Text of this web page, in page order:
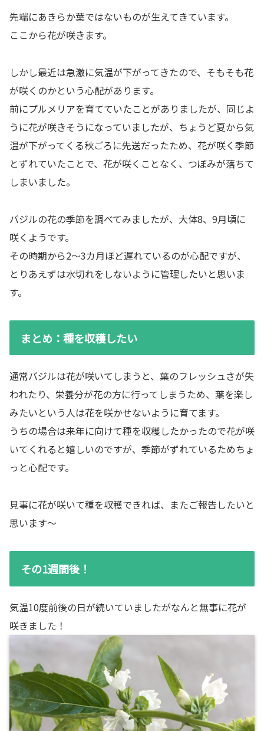
先端にあきらか葉ではないものが生えてきています。
ここから花が咲きます。
しかし最近は急激に気温が下がってきたので、そもそも花
が咲くのかという心配があります。
前にプルメリアを育てていたことがありましたが、同じよ
うに花が咲きそうになっていましたが、ちょうど夏から気
温が下がってくる秋ごろに先送だったため、花が咲く季節
とずれていたことで、花が咲くことなく、つぼみが落ちて
しまいました。
バジルの花の季節を調べてみましたが、大体8、9月頃に
咲くようです。
その時期から2～3カ月ほど遅れているのが心配ですが、
とりあえずは水切れをしないように管理したいと思いま
す。
まとめ：種を収穫したい
通常バジルは花が咲いてしまうと、葉のフレッシュさが失
われたり、栄養分が花の方に行ってしまうため、葉を楽し
みたいという人は花を咲かせないように育てます。
うちの場合は来年に向けて種を収穫したかったので花が咲
いてくれると嬉しいのですが、季節がずれているためちょ
っと心配です。
見事に花が咲いて種を収穫できれば、またご報告したいと
思います～
その1週間後！
気温10度前後の日が続いていましたがなんと無事に花が
咲きました！